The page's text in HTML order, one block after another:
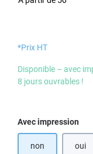
*Prix HT
Disponible – avec
8 jours ouvrables !
Sélectionnez
Avec impression
non oui